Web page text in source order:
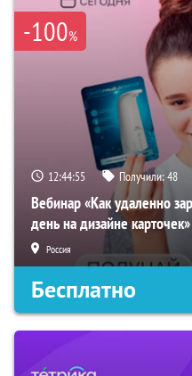
-100%
12:44:54 Получили:48
Вебинар «Как удаленно
день на дизайне карточек»
Россия
Бесплатно